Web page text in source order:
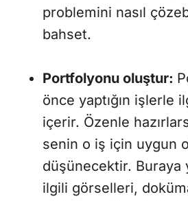
problemini nasıl
bahset.
Portfolyonu oluştur:
önce yaptığın işlerle
içerir. Özenle
senin o iş için uygun
düşünecektir. Buraya
ilgili görselleri,